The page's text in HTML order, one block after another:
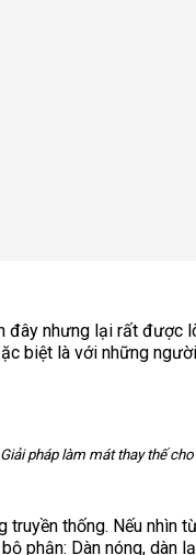
nhưng lại rất được
biệt là với những
pháp làm mát thay thế
thống. Nếu nhìn
phận: Dàn nóng, dàn